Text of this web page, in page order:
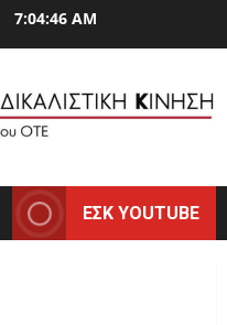
7:04:46 AM
ΕΣΚ YOUTUBE